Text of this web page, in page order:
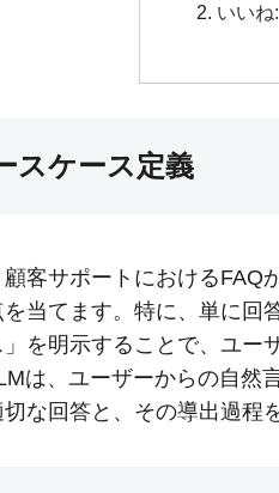
いいね:
スケース定義
客サポートにおけるFAQ
当てます。特に、単に回
を明示することで、ユー
は、ユーザーからの自然
な回答と、その導出過程